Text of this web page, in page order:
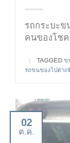
รถกระบะข
คนของโช
TAGGED ข
รถขนของไปต่าง
02
ต.ค.